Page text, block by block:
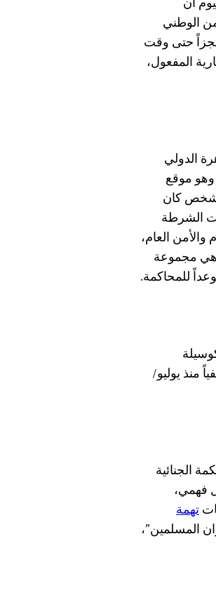
أن
الوطني
حتى وقت
المفعول،
الدولي
وهو موقع
شخص كان
الشرطة
العام،
مجموعة
للمحاكمة.
وقد احتجزت السلطات المصرية أكثر من 60 صحفياً منذ يوليو/
الجنائية
فهمي،
تهمة
المسلمين”،